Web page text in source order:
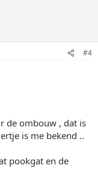
#4
de ombouw , dat is
is me bekend ..
pookgat en de